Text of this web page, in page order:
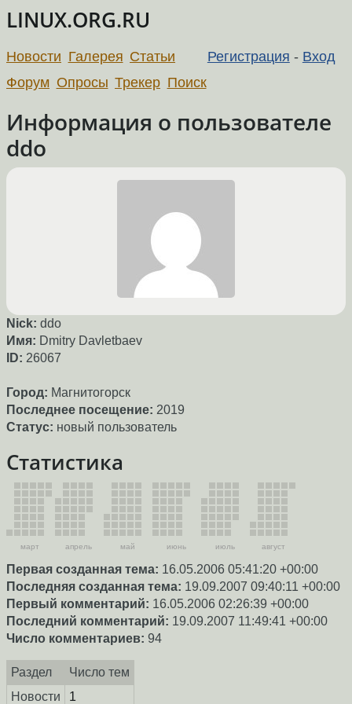
LINUX.ORG.RU
Регистрация - Вход
Новости Галерея Статьи
Форум Опросы Трекер Поиск
Информация о пользователе
ddo
Nick: ddo
Имя: Dmitry Davletbaev
ID: 26067
Город: Магнитогорск
Последнее посещение: 2019
Статус: новый пользователь
Статистика
март апрель май июнь июль август
Первая созданная тема: 16.05.2006 05:41:20 +00:00
Последняя созданная тема: 19.09.2007 09:40:11 +00:00
Первый комментарий: 16.05.2006 02:26:39 +00:00
Последний комментарий: 19.09.2007 11:49:41 +00:00
Число комментариев: 94
Раздел
Число тем
Новости
1